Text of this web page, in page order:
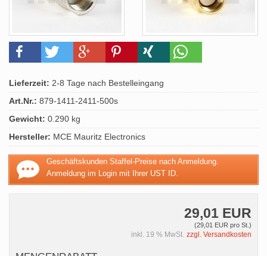
Lieferzeit: 2-8 Tage nach Bestelleingang
Art.Nr.: 879-1411-2411-500s
Gewicht: 0.290 kg
Hersteller: MCE Mauritz Electronics
Geschäftskunden Staffel-Preise nach Anmeldung.
Anmeldung im Login mit Ihrer UST ID.
29,01 EUR
(29,01 EUR pro St.)
inkl. 19 % MwSt. zzgl. Versandkosten